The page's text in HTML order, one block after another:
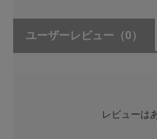
ユーザーレビュー （0）
レビューは